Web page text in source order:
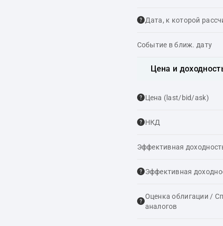
Дата, к которой
Событие в ближ. дату
Цена и
Цена (last/bid/ask)
НКД
Эффективная
Эффективная
Оценка облигации /
аналогов